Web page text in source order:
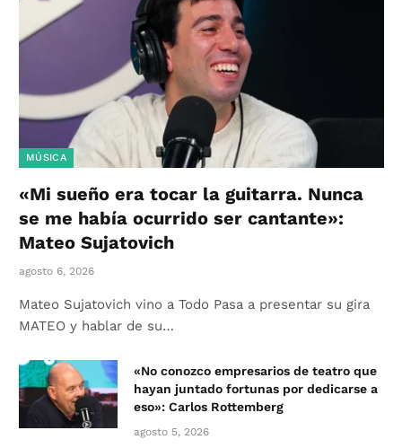
MÚSICA
«Mi sueño era tocar la guitarra. Nunca
se me había ocurrido ser cantante»:
Mateo Sujatovich
agosto 6, 2026
Mateo Sujatovich vino a Todo Pasa a presentar su gira
MATEO y hablar de su…
«No conozco empresarios de teatro que
hayan juntado fortunas por dedicarse a
eso»: Carlos Rottemberg
agosto 5, 2026